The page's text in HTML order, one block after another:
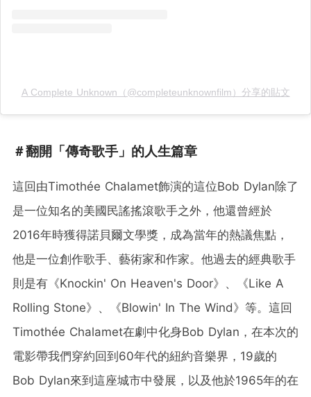
A Complete Unknown（@completeunknownfilm）分享的貼文
＃翻開「傳奇歌手」的人生篇章
這回由Timothée Chalamet飾演的這位Bob Dylan除了
是一位知名的美國民謠搖滾歌手之外，他還曾經於
2016年時獲得諾貝爾文學獎，成為當年的熱議焦點，
他是一位創作歌手、藝術家和作家。他過去的經典歌手
則是有《Knockin' On Heaven's Door》、《Like A
Rolling Stone》、《Blowin' In The Wind》等。這回
Timothée Chalamet在劇中化身Bob Dylan，在本次的
電影帶我們穿約回到60年代的紐約音樂界，19歲的
Bob Dylan來到這座城市中發展，以及他於1965年的在